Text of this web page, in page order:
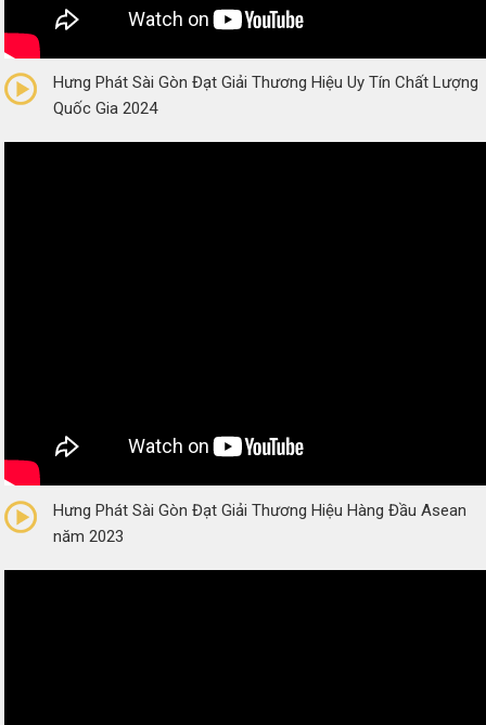
(0 Reviews)
Hưng Phát Sài Gòn Đạt Giải Thương Hiệu Uy Tín Chất Lượng
Quốc Gia 2024
(0 Reviews)
Hưng Phát Sài Gòn Đạt Giải Thương Hiệu Hàng Đầu Asean
năm 2023